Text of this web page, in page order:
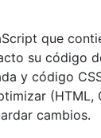
que
su código
y código
(HTML,
cambios.